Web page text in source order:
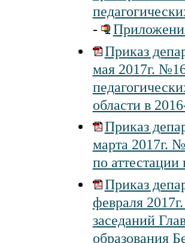
-
Приказ
мая 2017г.
области в
Приказ
марта 2017г.
по аттестации
Приказ
февраля
заседаний
образования